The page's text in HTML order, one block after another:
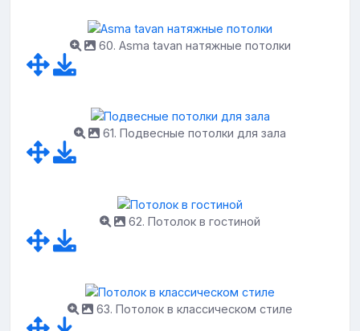
60. Asma tavan натяжные потолки
61. Подвесные потолки для зала
62. Потолок в гостиной
63. Потолок в классическом стиле